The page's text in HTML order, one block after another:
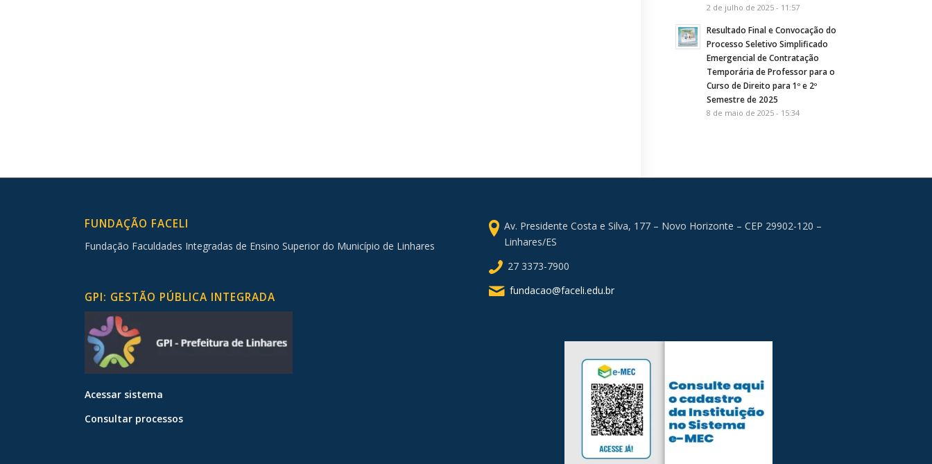
2 de julho de 2025 - 11:57
Resultado Final e Convocação do
Processo Seletivo Simplificado
Emergencial de Contratação
Temporária de Professor para o
Curso de Direito para 1º e 2º
Semestre de 2025
8 de maio de 2025 - 15:34
FUNDAÇÃO FACELI
Fundação Faculdades Integradas de Ensino Superior do Município de Linhares
GPI: GESTÃO PÚBLICA INTEGRADA
Acessar sistema
Consultar processos
Av. Presidente Costa e Silva, 177 – Novo Horizonte – CEP 29902-120 –
Linhares/ES
27 3373-7900
fundacao@faceli.edu.br